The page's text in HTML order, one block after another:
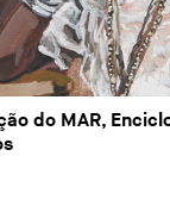
do MAR,